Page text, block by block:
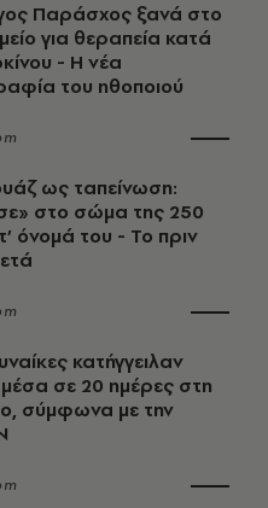
Παράσχος ξανά στο
για θεραπεία κατά
- Η νέα
του ηθοποιού
ως ταπείνωση:
στο σώμα της 250
όνομά του - Το πριν
κατήγγειλαν
σε 20 ημέρες στη
σύμφωνα με την